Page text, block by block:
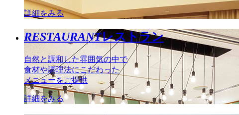
詳細をみる
RESTAURANTレストラン
自然と調和した雰囲気の中で
食材や調理法にこだわった
メニューをご提供
詳細をみる